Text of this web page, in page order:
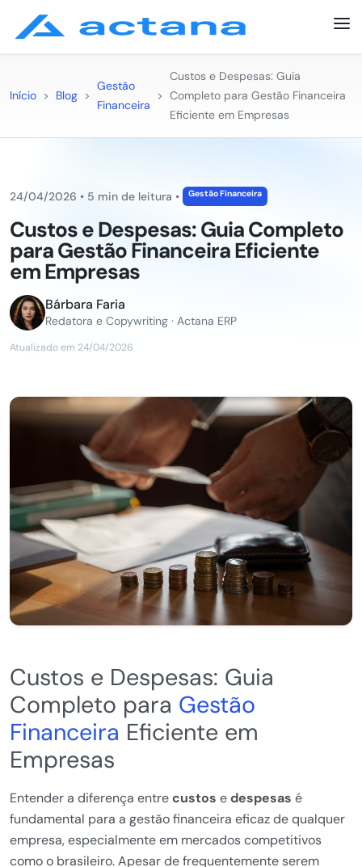
Início > Blog >
Gestão
Financeira
>
Custos e Despesas: Guia
Completo para Gestão Financeira
Eficiente em Empresas
24/04/2026 • 5 min de leitura • Gestão Financeira
Custos e Despesas: Guia Completo
para Gestão Financeira Eficiente
em Empresas
Bárbara Faria
Redatora e Copywriting · Actana ERP
Atualizado em 24/04/2026
Custos e Despesas: Guia
Completo para Gestão
Financeira Eficiente em
Empresas
Entender a diferença entrecustos edespesas é
fundamental para a gestão financeira eficaz de qualquer
empresa, especialmente em mercados competitivos
como o brasileiro. Apesar de frequentemente serem